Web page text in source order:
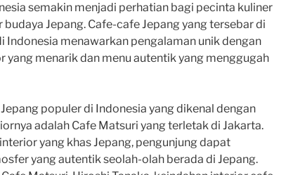
semakin menjadi perhatian bagi pecinta kuliner
Jepang. Cafe-cafe Jepang yang tersebar di
Indonesia menawarkan pengalaman unik dengan
yang menarik dan menu autentik yang menggugah
populer di Indonesia yang dikenal dengan
adalah Cafe Matsuri yang terletak di Jakarta.
yang khas Jepang, pengunjung dapat
yang autentik seolah-olah berada di Jepang.